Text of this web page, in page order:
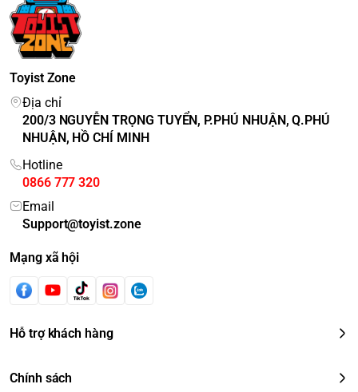
Toyist Zone
Địa chỉ
200/3 NGUYỄN TRỌNG TUYỂN, P.PHÚ NHUẬN, Q.PHÚ
NHUẬN, HỒ CHÍ MINH
Hotline
0866 777 320
Email
Support@toyist.zone
Mạng xã hội
Hỗ trợ khách hàng
Chính sách